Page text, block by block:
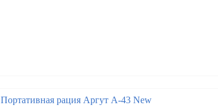
Портативная рация Аргут А-43 New